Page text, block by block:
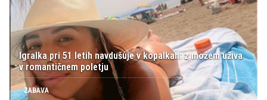
Igralka pri 51 letih navdušuje v kopalkah: z možem uživa
v romantičnem poletju
ZABAVA